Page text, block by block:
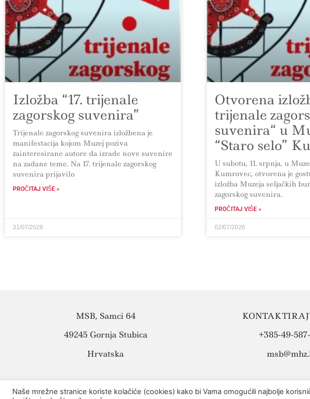
Izložba “17. trijenale
zagorskog suvenira”
Trijenale zagorskog suvenira izložbena je
manifestacija kojom Muzej poziva
zainteresirane autore da izrade nove suvenire
na zadane teme. Na 17. trijenale zagorskog
suvenira prijavilo
PROČITAJ VIŠE »
31/07/2026
Otvorena
trijenale
suvenira“ u
“Staro selo”
U subotu, 11. srpnja, u
Kumrovec, otvorena je
izložba Muzeja seljačkih
zagorskog suvenira.
PROČITAJ VIŠE »
02/07/2026
MSB, Samci 64
49245 Gornja Stubica
Hrvatska
+385-49-
Naše mrežne stranice koriste kolačiće (cookies) kako bi Vama omogućili najbolje